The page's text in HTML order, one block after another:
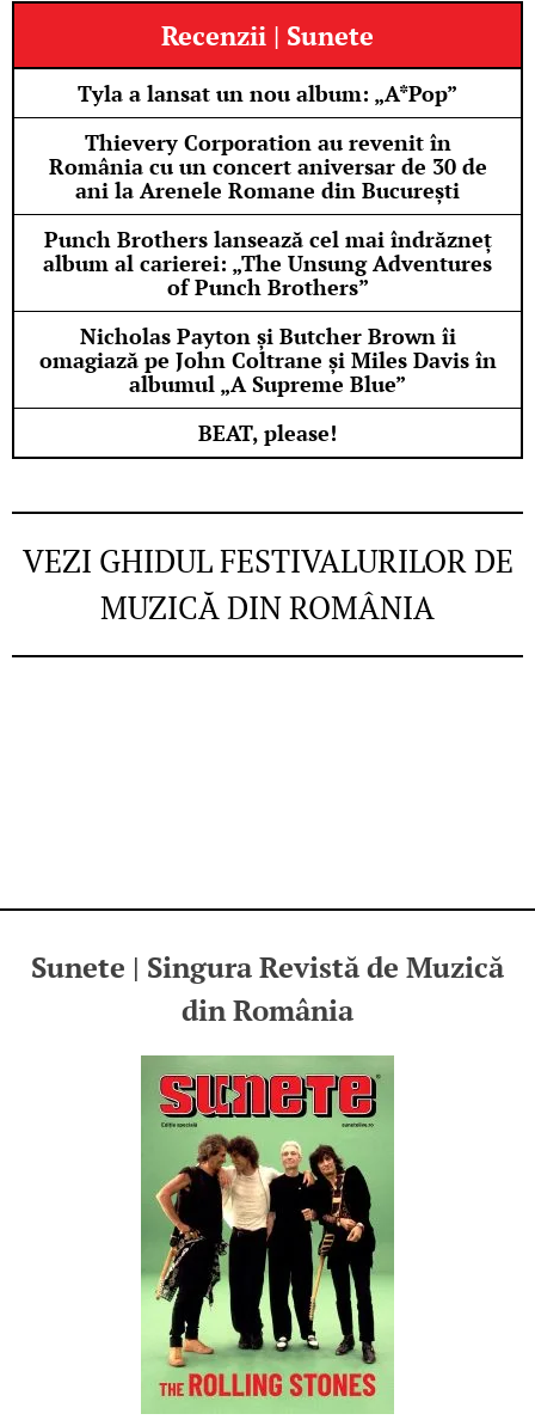
Recenzii | Sunete
Tyla a lansat un nou album: „A*Pop”
Thievery Corporation au revenit în
România cu un concert aniversar de 30 de
ani la Arenele Romane din București
Punch Brothers lansează cel mai îndrăzneț
album al carierei: „The Unsung Adventures
of Punch Brothers”
Nicholas Payton și Butcher Brown îi
omagiază pe John Coltrane și Miles Davis în
albumul „A Supreme Blue”
BEAT, please!
VEZI GHIDUL FESTIVALURILOR DE
MUZICĂ DIN ROMÂNIA
Sunete | Singura Revistă de Muzică
din România